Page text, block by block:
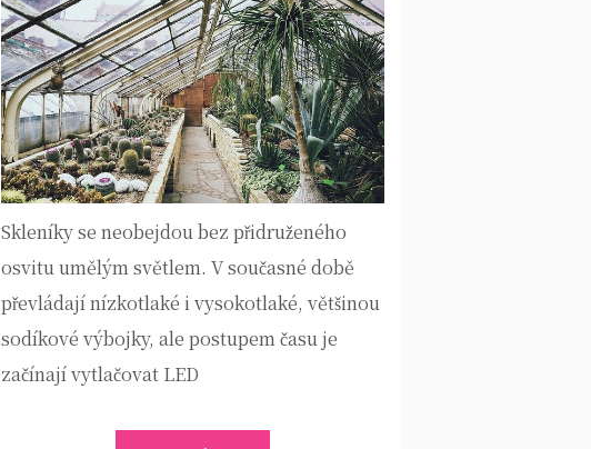
Skleníky se neobejdou bez přidruženého
osvitu umělým světlem. V současné době
převládají nízkotlaké i vysokotlaké, většinou
sodíkové výbojky, ale postupem času je
začínají vytlačovat LED